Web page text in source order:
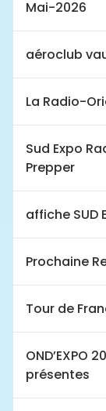
Mai-2026
aéroclub
La Radio-
Sud Expo
Prepper
affiche SUD
Prochaine
Tour de
OND’EXPO
présentes